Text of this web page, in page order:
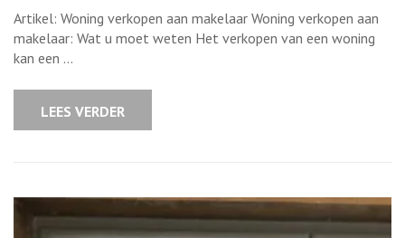
wat
u
moet
Artikel: Woning verkopen aan makelaar Woning verkopen aan
makelaar: Wat u moet weten Het verkopen van een woning
kan een …
LEES VERDER